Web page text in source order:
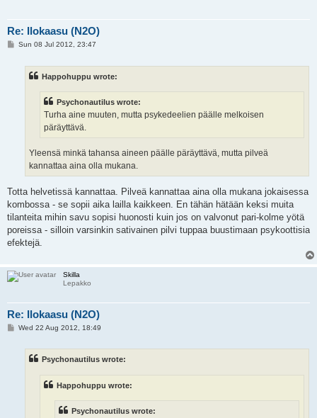
Re: Ilokaasu (N2O)
PSun 08 Jul 2012, 23:47
Happohuppu wrote:
Psychonautilus wrote:
Turha aine muuten, mutta psykedeelien päälle melkoisen
päräyttävä.
Yleensä minkä tahansa aineen päälle päräyttävä, mutta pilveä
kannattaa aina olla mukana.
Totta helvetissä kannattaa. Pilveä kannattaa aina olla mukana jokaisessa
kombossa - se sopii aika lailla kaikkeen. En tähän hätään keksi muita
tilanteita mihin savu sopisi huonosti kuin jos on valvonut pari-kolme yötä
poreissa - silloin varsinkin sativainen pilvi tuppaa buustimaan psykoottisia
efektejä.
Skilla
Lepakko
Re: Ilokaasu (N2O)
PWed 22 Aug 2012, 18:49
Psychonautilus wrote:
Happohuppu wrote:
Psychonautilus wrote: